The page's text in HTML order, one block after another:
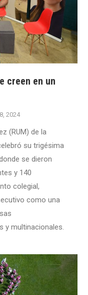
creen en un
2024
(RUM) de la
su trigésima
se dieron
y 140
colegial,
como una
y multinacionales.